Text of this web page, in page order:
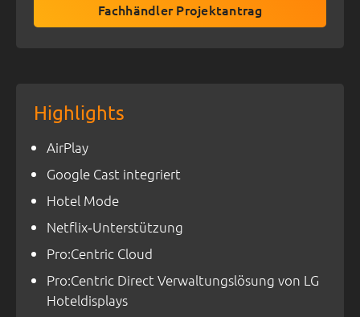
Fachhändler Projektantrag
Highlights
AirPlay
Google Cast integriert
Hotel Mode
Netflix‑Unterstützung
Pro:Centric Cloud
Pro:Centric Direct Verwaltungslösung von LG
Hoteldisplays